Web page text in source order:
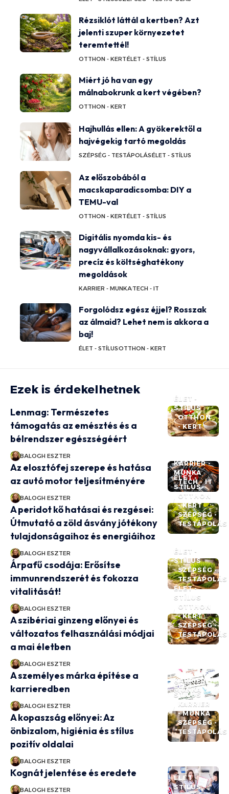
Rézsiklót láttál a kertben? Azt
jelenti szuper környezetet
teremtettél!
OTTHON - KERTÉLET - STÍLUS
Miért jó ha van egy
málnabokrunk a kert végében?
OTTHON - KERT
Hajhullás ellen: A gyökerektől a
hajvégekig tartó megoldás
SZÉPSÉG - TESTÁPOLÁSÉLET - STÍLUS
Az előszobából a
macskaparadicsomba: DIY a
TEMU-val
OTTHON - KERTÉLET - STÍLUS
Digitális nyomda kis- és
nagyvállalkozásoknak: gyors,
precíz és költséghatékony
megoldások
KARRIER - MUNKATECH - IT
Forgolódsz egész éjjel? Rosszak
az álmaid? Lehet nem is akkora a
baj!
ÉLET - STÍLUSOTTHON - KERT
Ezek is érdekelhetnek
ÉLET -
STÍLUS
OTTHON
- KERT
Lenmag: Természetes
támogatás az emésztés és a
bélrendszer egészségéért
BALOGH ESZTER
KARRIER -
MUNKA
TECH - IT
Az elosztófej szerepe és hatása
az autó motor teljesítményére
BALOGH ESZTER
ÉLET -
STÍLUS
OTTHON
- KERT
SZÉPSÉG -
TESTÁPOLÁS
A peridot kő hatásai és rezgései:
Útmutató a zöld ásvány jótékony
tulajdonságaihoz és energiáihoz
BALOGH ESZTER
ÉLET -
STÍLUS
SZÉPSÉG -
TESTÁPOLÁS
Árpafű csodája: Erősítse
immunrendszerét és fokozza
vitalitását!
BALOGH ESZTER
ÉLET -
STÍLUS
OTTHON
- KERT
SZÉPSÉG -
TESTÁPOLÁS
A szibériai ginzeng előnyei és
változatos felhasználási módjai
a mai életben
BALOGH ESZTER
KARRIER -
MUNKA
A személyes márka építése a
karrieredben
BALOGH ESZTER
ÉLET -
STÍLUS
KARRIER
- MUNKA
SZÉPSÉG -
TESTÁPOLÁS
A kopaszság előnyei: Az
önbizalom, higiénia és stílus
pozitív oldalai
BALOGH ESZTER
ÉLET -
STÍLUS
Kognát jelentése és eredete
BALOGH ESZTER